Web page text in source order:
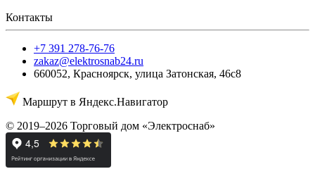
Контакты
+7 391 278-76-76
zakaz@elektrosnab24.ru
660052, Красноярск, улица Затонская, 46с8
Маршрут в Яндекс.Навигатор
© 2019–2026 Торговый дом «Электроснаб»